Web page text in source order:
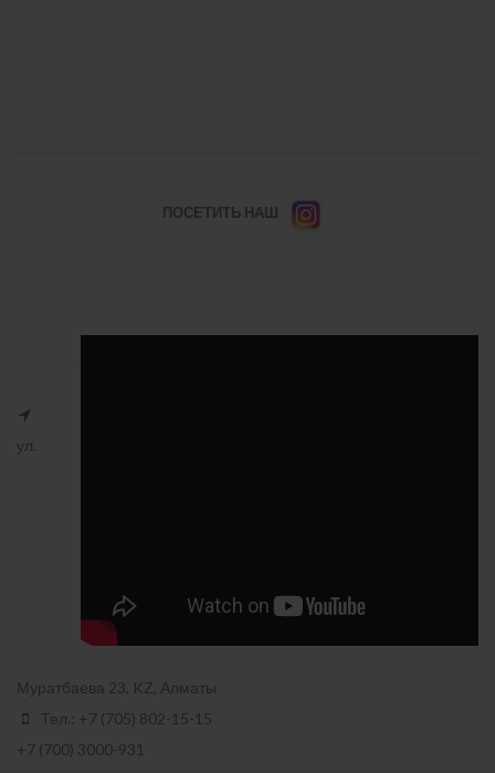
ПОСЕТИТЬ НАШ
ул.
Муратбаева 23, KZ, Алматы
Тел.: +7 (705) 802-15-15
+7 (700) 3000-931